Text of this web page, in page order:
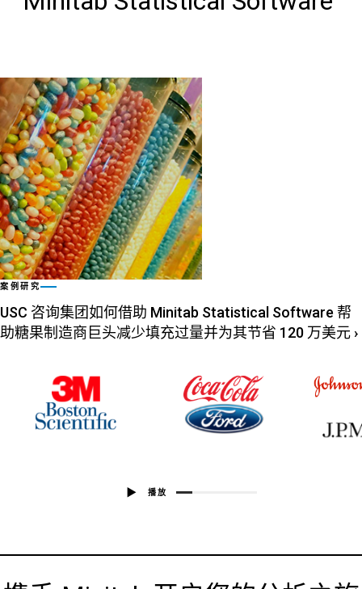
案例研究
USC 咨询集团如何借助 Minitab Statistical Software 帮
助糖果制造商巨头减少填充过量并为其节省 120 万美元 ›
播放